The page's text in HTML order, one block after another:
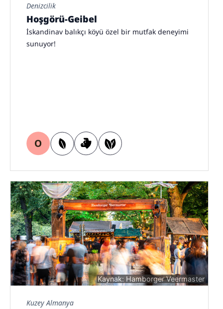
Denizcilik
Hoşgörü-Geibel
İskandinav balıkçı köyü özel bir mutfak deneyimi
sunuyor!
Kaynak: Hamborger Veermaster
Kuzey Almanya